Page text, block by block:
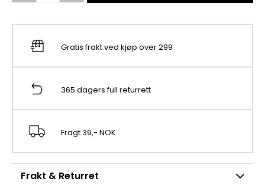
Gratis frakt ved kjøp over 299
365 dagers full returrett
Fragt 39,- NOK
Frakt & Returret